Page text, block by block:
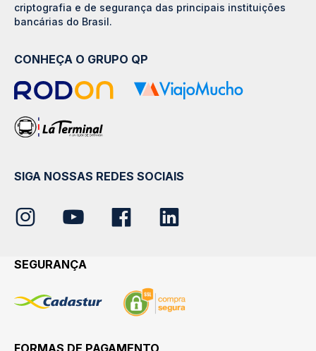
criptografia e de segurança das principais instituições
bancárias do Brasil.
CONHEÇA O GRUPO QP
SIGA NOSSAS REDES SOCIAIS
SEGURANÇA
FORMAS DE PAGAMENTO